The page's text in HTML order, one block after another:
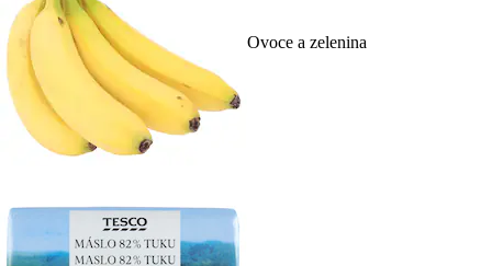
Ovoce a zelenina